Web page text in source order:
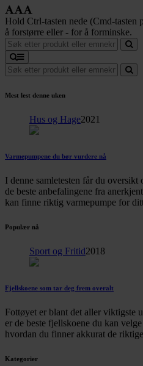
Hold Ctrl-tasten nede (Cmd-
å forstørre eller - for å forminske.
Mest lest denne uken
Hus og Hage2021
Varmepumpene du bør vurdere nå
I denne samletesten får du
de beste anbefalingene fra
kan finne riktig varmepumpe for
Populær nå
Sport og Fritid2018
Fjellskoene som tar deg frem overalt
Fottøyet er blant det aller viktigste
er de beste fjellskoene du kan
hvordan du finner akkurat de
Kategorier